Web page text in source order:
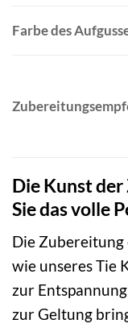
Farbe des
Die Kunst
Sie das volle
Die Zubereitung
wie unseres Tie
zur
zur Geltung